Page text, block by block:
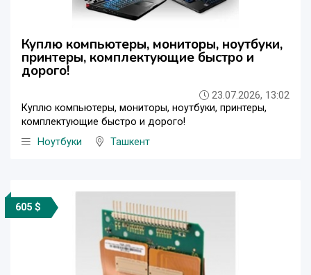
Куплю компьютеры, мониторы, ноутбуки,
принтеры, комплектующие быстро и
дорого!
23.07.2026, 13:02
Куплю компьютеры, мониторы, ноутбуки, принтеры,
комплектующие быстро и дорого!
Ноутбуки
Ташкент
605 $